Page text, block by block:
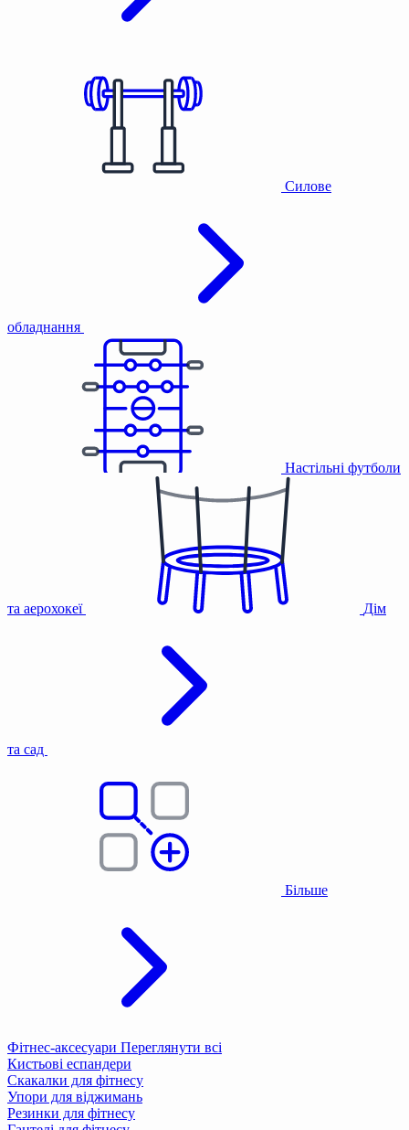
Силове
обладнання
Настільні футболи
та аерохокеї Дім
та сад
Більше
Фітнес-аксесуари Переглянути всі
Кистьові еспандери
Скакалки для фітнесу
Упори для віджимань
Резинки для фітнесу